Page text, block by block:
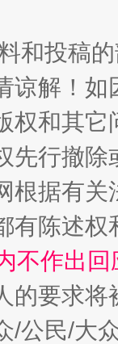
和投稿
谅解！
权和其它
先行撤
根据有
有陈述
不作出
的要求将
/公民/大